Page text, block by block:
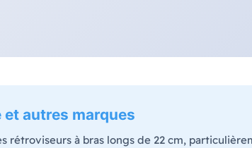
autres marques
rétroviseurs à bras longs de 22 cm,